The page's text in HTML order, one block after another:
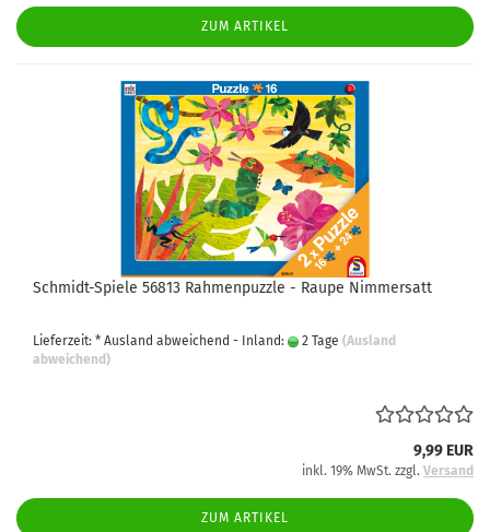
ZUM ARTIKEL
Schmidt-Spiele 56813 Rahmenpuzzle - Raupe Nimmersatt
Lieferzeit: * Ausland abweichend - Inland: 2 Tage (Ausland
abweichend)
9,99 EUR
inkl. 19% MwSt. zzgl. Versand
ZUM ARTIKEL